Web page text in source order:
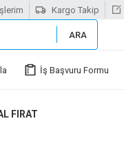
Kargo Takip
ARA
İş Başvuru Formu
FIRAT